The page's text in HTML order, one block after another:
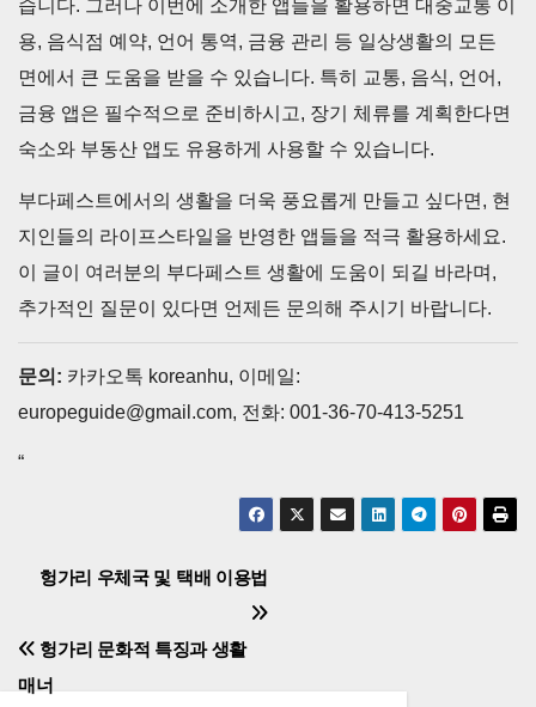
습니다. 그러나 이번에 소개한 앱들을 활용하면 대중교통 이
용, 음식점 예약, 언어 통역, 금융 관리 등 일상생활의 모든
면에서 큰 도움을 받을 수 있습니다. 특히 교통, 음식, 언어,
금융 앱은 필수적으로 준비하시고, 장기 체류를 계획한다면
숙소와 부동산 앱도 유용하게 사용할 수 있습니다.
부다페스트에서의 생활을 더욱 풍요롭게 만들고 싶다면, 현
지인들의 라이프스타일을 반영한 앱들을 적극 활용하세요.
이 글이 여러분의 부다페스트 생활에 도움이 되길 바라며,
추가적인 질문이 있다면 언제든 문의해 주시기 바랍니다.
문의: 카카오톡 koreanhu, 이메일:
europeguide@gmail.com, 전화: 001-36-70-413-5251
“
글
탐
색
헝가리 우체국 및 택배 이용법
헝가리 문화적 특징과 생활
매너